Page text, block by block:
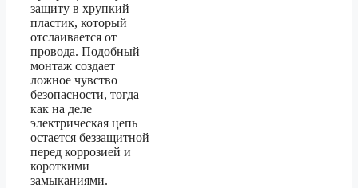
защиту в хрупкий
пластик, который
отслаивается от
провода. Подобный
монтаж создает
ложное чувство
безопасности, тогда
как на деле
электрическая цепь
остается беззащитной
перед коррозией и
короткими
замыканиями.